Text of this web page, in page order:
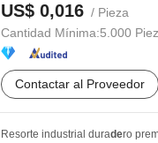
US$ 0,016 / Pieza
Cantidad Mínima:5.000
Contactar al Proveedor
Resorte industrial duradero